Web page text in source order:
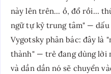
này lên trên... ồ, đổ rồi...
ngữ tự kỷ trung tâm" —
Vygotsky phản bác: đây là
thành" — trẻ đang dùng lời
và dần dần nó sẽ chuyển